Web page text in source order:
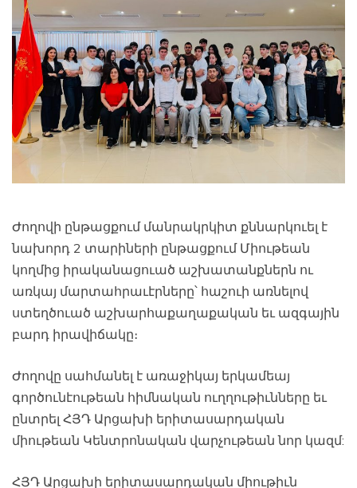
Ժողովի ընթացքում մանրակրկիտ քննարկուել է
նախորդ 2 տարիների ընթացքում Միութեան
կողմից իրականացուած աշխատանքներն ու
առկայ մարտահրաւէրները՝ հաշուի առնելով
ստեղծուած աշխարհաքաղաքական եւ ազգային
բարդ իրավիճակը։
Ժողովը սահմանել է առաջիկայ երկամեայ
գործունէութեան հիմնական ուղղութիւնները եւ
ընտրել ՀՅԴ Արցախի երիտասարդական
միութեան Կենտրոնական վարչութեան նոր կազմ:
ՀՅԴ Արցախի երիտասարդական միութիւն